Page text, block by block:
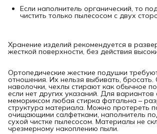
Если наполнитель органический, то
чистить только пылесосом с двух
Хранение изделий рекомендуется в
жесткой поверхности, без действия
Ортопедические жесткие подушки
отношения. Их нельзя выбивать, бросать.
наволочки, чехлы стирают как обычное
если нет других указаний. Для вариантов
мемориксом любая стирка фатальна –
структура материала. Можно протереть
очищающими салфетками, наполнитель
сухой чистке пылесосом. Материалы не
чрезмерному накоплению пыли.